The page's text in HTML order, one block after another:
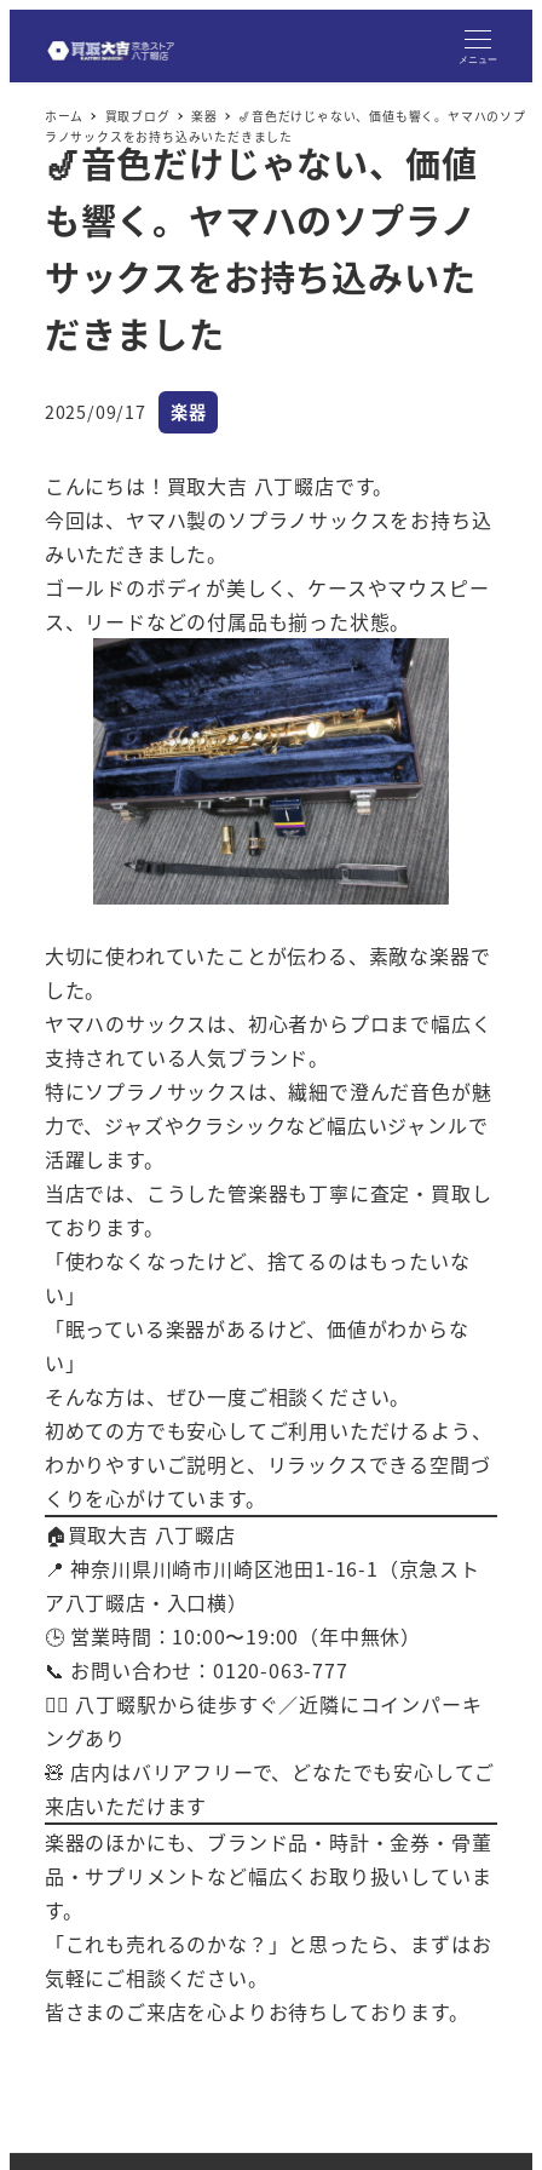
メニュー
ホーム 買取ブログ 楽器
🎷音色だけじゃない、価値も響く。ヤマハのソプ
ラノサックスをお持ち込みいただきました
🎷音色だけじゃない、価値
も響く。ヤマハのソプラノ
サックスをお持ち込みいた
だきました
投稿日
2025/09/17 カテゴリー
楽器
こんにちは！買取大吉 八丁畷店です。
今回は、ヤマハ製のソプラノサックスをお持ち込
みいただきました。
ゴールドのボディが美しく、ケースやマウスピー
ス、リードなどの付属品も揃った状態。
大切に使われていたことが伝わる、素敵な楽器で
した。
ヤマハのサックスは、初心者からプロまで幅広く
支持されている人気ブランド。
特にソプラノサックスは、繊細で澄んだ音色が魅
力で、ジャズやクラシックなど幅広いジャンルで
活躍します。
当店では、こうした管楽器も丁寧に査定・買取し
ております。
「使わなくなったけど、捨てるのはもったいな
い」
「眠っている楽器があるけど、価値がわからな
い」
そんな方は、ぜひ一度ご相談ください。
初めての方でも安心してご利用いただけるよう、
わかりやすいご説明と、リラックスできる空間づ
くりを心がけています。
🏠買取大吉 八丁畷店
📍 神奈川県川崎市川崎区池田1-16-1（京急スト
ア八丁畷店・入口横）
🕒 営業時間：10:00〜19:00（年中無休）
📞 お問い合わせ：0120-063-777
🚶‍♂️ 八丁畷駅から徒歩すぐ／近隣にコインパーキ
ングあり
🧸 店内はバリアフリーで、どなたでも安心してご
来店いただけます
楽器のほかにも、ブランド品・時計・金券・骨董
品・サプリメントなど幅広くお取り扱いしていま
す。
「これも売れるのかな？」と思ったら、まずはお
気軽にご相談ください。
皆さまのご来店を心よりお待ちしております。